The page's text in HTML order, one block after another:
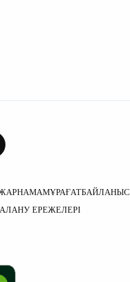
МҰРАҒАТБАЙЛАНЫС
ЕРЕЖЕЛЕРІ